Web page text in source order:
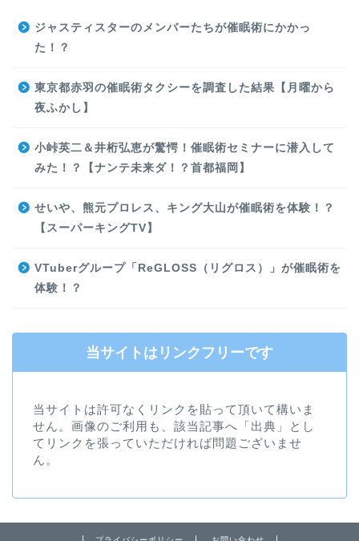
ジャスティスターのメンバーたちが催眠術にかかっ
た！？
東京都赤羽の催眠術タクシーを調査した結果【月曜から
夜ふかし】
小峠英二＆井桁弘恵が驚愕！催眠術セミナーに潜入して
みた！？【ナンテ未来ダ！？首都福岡】
せいや、熊元プロレス、キング大山が催眠術を体験！？
【スーパーキングTV】
VTuberグループ「ReGLOSS（リグロス）」が催眠術を
体験！？
当サイトはリンクフリーです
当サイトは許可なくリンクを貼って頂いて構いま
せん。画像のご利用も、該当記事へ「出典」とし
てリンクを張っていただければ問題ございませ
ん。